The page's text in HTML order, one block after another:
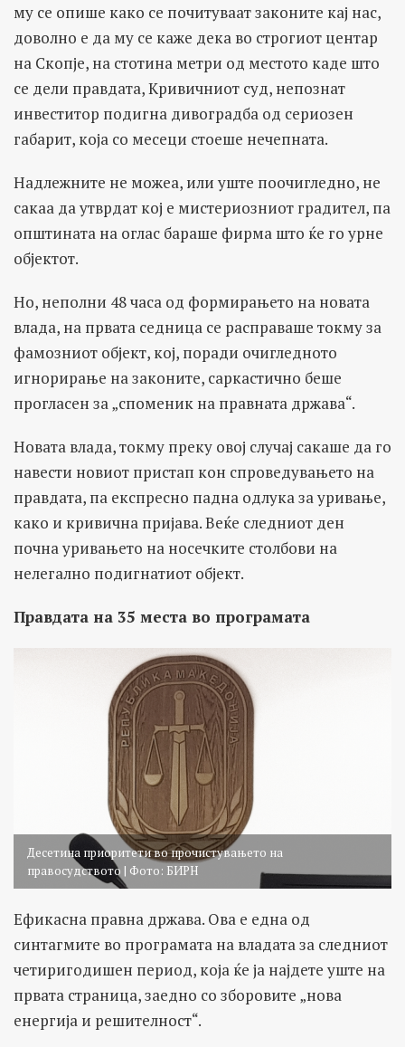
му се опише како се почитуваат законите кај нас,
доволно е да му се каже дека во строгиот центар
на Скопје, на стотина метри од местото каде што
се дели правдата, Кривичниот суд, непознат
инвеститор подигна дивоградба од сериозен
габарит, која со месеци стоeше нечепната.
Надлежните не можеа, или уште поочигледно, не
сакаа да утврдат кој е мистериозниот градител, па
општината на оглас бараше фирма што ќе го урне
објектот.
Но, неполни 48 часа од формирањето на новата
влада, на првата седница се расправаше токму за
фамозниот објект, кој, поради очигледното
игнорирање на законите, саркастично беше
прогласен за „споменик на правната држава“.
Новата влада, токму преку овој случај сакаше да го
навести новиот пристап кон спроведувањето на
правдата, па експресно падна одлука за уривање,
како и кривична пријава. Веќе следниот ден
почна уривањето на носечките столбови на
нелегално подигнатиот објект.
Правдата на 35 места во програмата
Десетина приоритети во прочистувањето на
правосудството | Фото: БИРН
Ефикасна правна држава. Ова е една од
синтагмите во програмата на владата за следниот
четиригодишен период, која ќе ја најдете уште на
првата страница, заедно со зборовите „нова
енергија и решителност“.